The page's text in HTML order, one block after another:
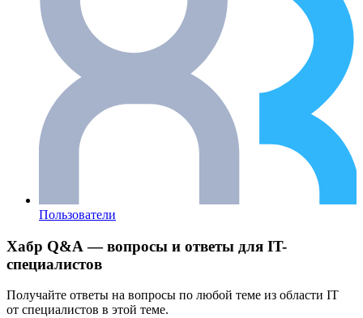
Пользователи
Хабр Q&A — вопросы и ответы для IT-
специалистов
Получайте ответы на вопросы по любой теме из области IT
от специалистов в этой теме.